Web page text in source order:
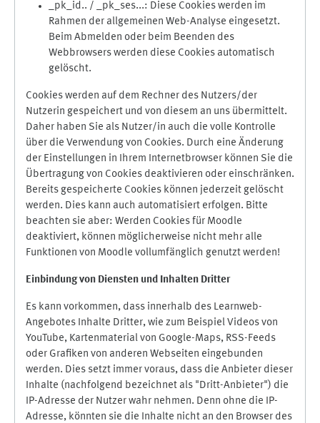
_pk_id.. / _pk_ses...: Diese Cookies werden im
Rahmen der allgemeinen Web-Analyse eingesetzt.
Beim Abmelden oder beim Beenden des
Webbrowsers werden diese Cookies automatisch
gelöscht.
Cookies werden auf dem Rechner des Nutzers/der
Nutzerin gespeichert und von diesem an uns übermittelt.
Daher haben Sie als Nutzer/in auch die volle Kontrolle
über die Verwendung von Cookies. Durch eine Änderung
der Einstellungen in Ihrem Internetbrowser können Sie die
Übertragung von Cookies deaktivieren oder einschränken.
Bereits gespeicherte Cookies können jederzeit gelöscht
werden. Dies kann auch automatisiert erfolgen. Bitte
beachten sie aber: Werden Cookies für Moodle
deaktiviert, können möglicherweise nicht mehr alle
Funktionen von Moodle vollumfänglich genutzt werden!
Einbindung von Diensten und Inhalten Dritter
Es kann vorkommen, dass innerhalb des Learnweb-
Angebotes Inhalte Dritter, wie zum Beispiel Videos von
YouTube, Kartenmaterial von Google-Maps, RSS-Feeds
oder Grafiken von anderen Webseiten eingebunden
werden. Dies setzt immer voraus, dass die Anbieter dieser
Inhalte (nachfolgend bezeichnet als "Dritt-Anbieter") die
IP-Adresse der Nutzer wahr nehmen. Denn ohne die IP-
Adresse, könnten sie die Inhalte nicht an den Browser des